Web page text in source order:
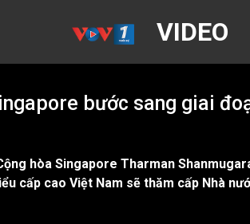
VIDEO
bước sang giai
hòa Singapore Tharman
cấp cao Việt Nam sẽ thăm cấp Nhà